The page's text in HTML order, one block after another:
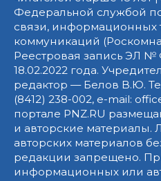
Федеральной службой
связи, информационных
коммуникаций
Реестровая запись ЭЛ №
18.02.2022 года.
редактор — Белов В.Ю.
(8412) 238-002, e-mail:
портале PNZ.RU
и авторские материалы.
авторских материалов
редакции запрещено.
информационных или